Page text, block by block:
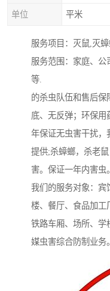
单位 平米
服务项目：灭鼠,灭
服务范围：家庭、公
等.
的杀虫队伍和售后保
底、无反弹；环保用
年保证无虫害干扰，
提供;杀蟑螂，杀老
害。保证一年内害虫。
我们的服务对象：宾
楼、餐厅、食品加工
铁路车厢、场所、学
媒虫害综合防制业务。